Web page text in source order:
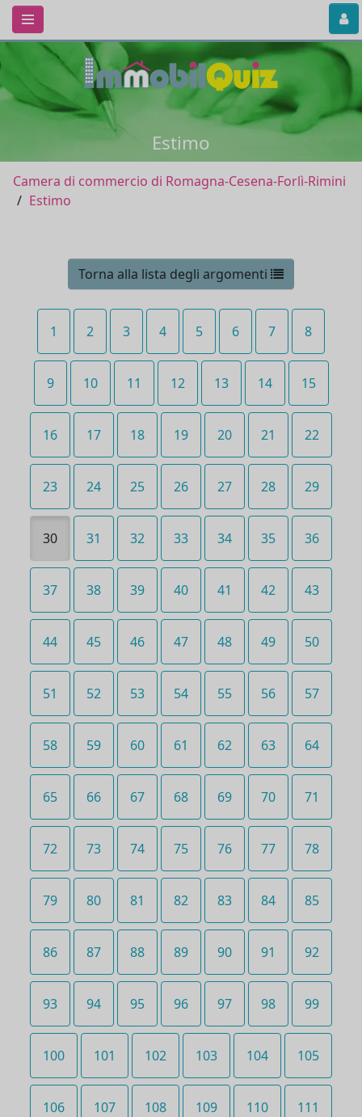
Estimo
Camera di commercio di Romagna-Cesena-Forlì-Rimini
Estimo
Torna alla lista degli argomenti
1 2 3 4 5 6 7 8
9 10 11 12 13 14 15
16 17 18 19 20 21 22
23 24 25 26 27 28 29
30 31 32 33 34 35 36
37 38 39 40 41 42 43
44 45 46 47 48 49 50
51 52 53 54 55 56 57
58 59 60 61 62 63 64
65 66 67 68 69 70 71
72 73 74 75 76 77 78
79 80 81 82 83 84 85
86 87 88 89 90 91 92
93 94 95 96 97 98 99
100 101 102 103 104 105
106 107 108 109 110 111